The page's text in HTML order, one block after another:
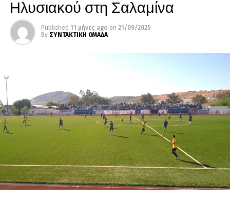
Ηλυσιακού στη Σαλαμίνα
Published 11 μήνες ago on 21/09/2025
By ΣΥΝΤΑΚΤΙΚΗ ΟΜΑΔΑ